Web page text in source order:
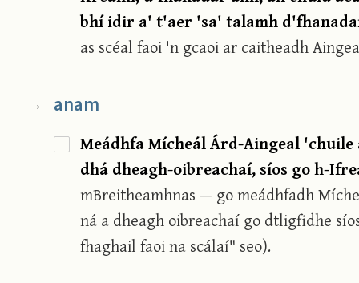
bhí idir a' t'aer 'sa' talamh
as scéal faoi 'n gcaoi ar caitheadh
→ anam
Meádhfa Mícheál Árd-Aingeal
dhá dheagh-oibreachaí, síos go h-
mBreitheamhnas — go meádhfadh
ná a dheagh oibreachaí go dtligfidhe
fhaghail faoi na scálaí" seo).